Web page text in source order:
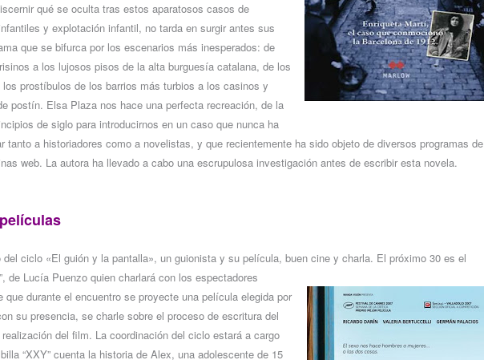
qué se oculta tras estos aparatosos casos de
y explotación infantil, no tarda en surgir antes sus
que se bifurca por los escenarios más inesperados: de
a los lujosos pisos de la alta burguesía catalana, de los
prostíbulos de los barrios más turbios a los casinos y
postín. Elsa Plaza nos hace una perfecta recreación, de la
de siglo para introducirnos en un caso que nunca ha
tanto a historiadores como a novelistas, y que recientemente ha sido objeto de diversos programas de
web. La autora ha llevado a cabo una escrupulosa investigación antes de escribir esta novela.
del ciclo «El guión y la pantalla», un guionista y su película, buen cine y charla. El próximo 30 es el
de Lucía Puenzo quien charlará con los espectadores
que durante el encuentro se proyecte una película elegida por
su presencia, se charle sobre el proceso de escritura del
del film. La coordinación del ciclo estará a cargo
“XXY” cuenta la historia de Alex, una adolescente de 15